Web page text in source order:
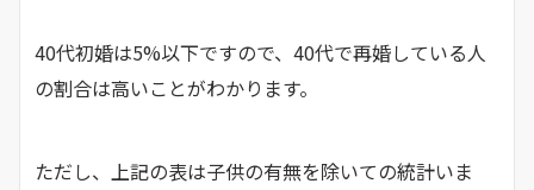
40代初婚は5%以下ですので、40代で再婚している人
の割合は高いことがわかります。
ただし、上記の表は子供の有無を除いての統計いま